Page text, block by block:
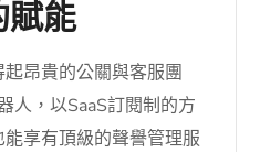
能
昂貴的公關與客服團
人，以SaaS訂閱制的方
享有頂級的聲譽管理服